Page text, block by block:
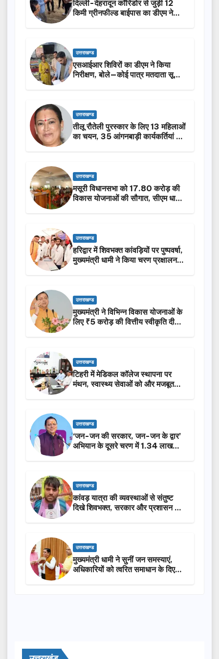
दिल्ली-देहरादून कॉरिडोर से जुड़ी 12
किमी ग्रीनफील्ड बाईपास का डीएम ने
उत्तराखण्ड
एसआईआर शिविरों का डीएम ने किया
निरीक्षण, बोले—कोई पात्र मतदाता सूची
उत्तराखण्ड
तीलू रौतेली पुरस्कार के लिए 13 महिलाओं
का चयन, 35 आंगनबाड़ी कार्यकर्तियां भी
उत्तराखण्ड
मसूरी विधानसभा को 17.80 करोड़ की
विकास योजनाओं की सौगात, सीएम धामी
उत्तराखण्ड
हरिद्वार में शिवभक्त कांवड़ियों पर पुष्पवर्षा,
मुख्यमंत्री धामी ने किया चरण प्रक्षालन…
उत्तराखण्ड
मुख्यमंत्री ने विभिन्न विकास योजनाओं के
लिए ₹5 करोड़ की वित्तीय स्वीकृति दी…
उत्तराखण्ड
टिहरी में मेडिकल कॉलेज स्थापना पर
मंथन, स्वास्थ्य सेवाओं को और मजबूत
उत्तराखण्ड
‘जन-जन की सरकार, जन-जन के द्वार’
अभियान के दूसरे चरण में 1.34 लाख
उत्तराखण्ड
कांवड़ यात्रा की व्यवस्थाओं से संतुष्ट
दिखे शिवभक्त, सरकार और प्रशासन की
उत्तराखण्ड
मुख्यमंत्री धामी ने सुनीं जन समस्याएं,
अधिकारियों को त्वरित समाधान के दिए